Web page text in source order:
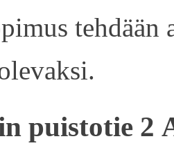
tehdään
puistotie 2